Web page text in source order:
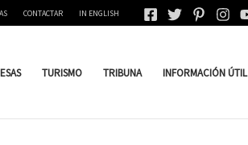
CONTACTAR IN ENGLISH
TURISMO TRIBUNA INFORMACIÓN ÚTIL